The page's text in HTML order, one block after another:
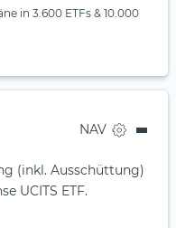
in 3.600 ETFs & 10.000
NAV
(inkl. Ausschüttung)
UCITS ETF.